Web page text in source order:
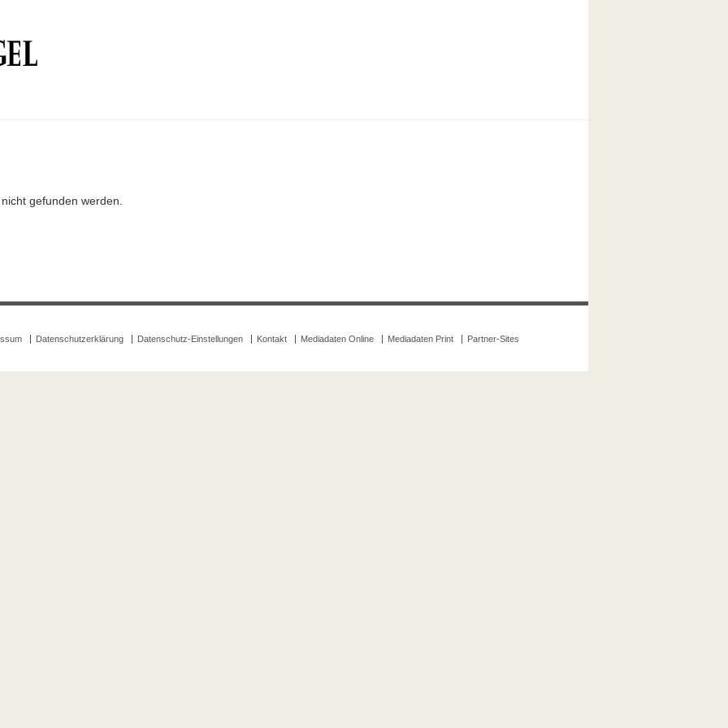
gefunden werden.
Datenschutzerklärung Datenschutz-Einstellungen Kontakt Mediadaten Online Mediadaten Print Partner-Sites